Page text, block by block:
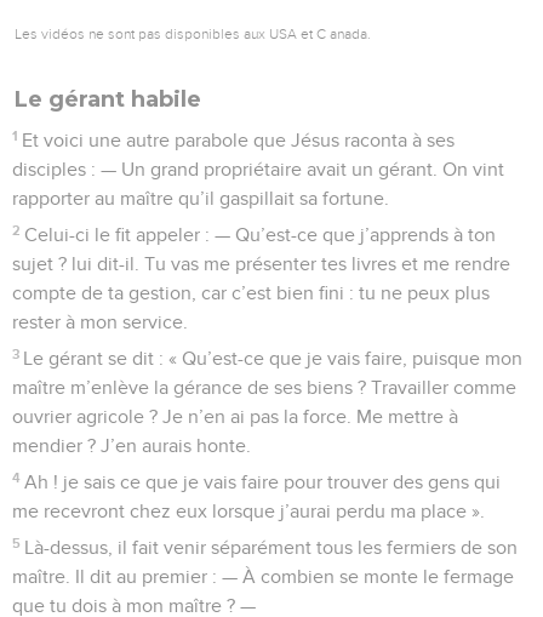
Les vidéos ne sont pas disponibles aux USA et C anada.
Le gérant habile
1 Et voici une autre parabole que Jésus raconta à ses
disciples : — Un grand propriétaire avait un gérant. On vint
rapporter au maître qu’il gaspillait sa fortune.
2 Celui-ci le fit appeler : — Qu’est-ce que j’apprends à ton
sujet ? lui dit-il. Tu vas me présenter tes livres et me rendre
compte de ta gestion, car c’est bien fini : tu ne peux plus
rester à mon service.
3 Le gérant se dit : « Qu’est-ce que je vais faire, puisque mon
maître m’enlève la gérance de ses biens ? Travailler comme
ouvrier agricole ? Je n’en ai pas la force. Me mettre à
mendier ? J’en aurais honte.
4 Ah ! je sais ce que je vais faire pour trouver des gens qui
me recevront chez eux lorsque j’aurai perdu ma place ».
5 Là-dessus, il fait venir séparément tous les fermiers de son
maître. Il dit au premier : — À combien se monte le fermage
que tu dois à mon maître ? —